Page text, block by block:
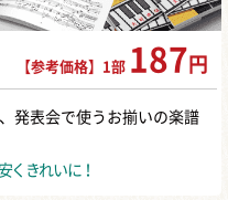
【参考価格】1部 187 円
発表会で使うお揃いの楽譜
くきれいに！